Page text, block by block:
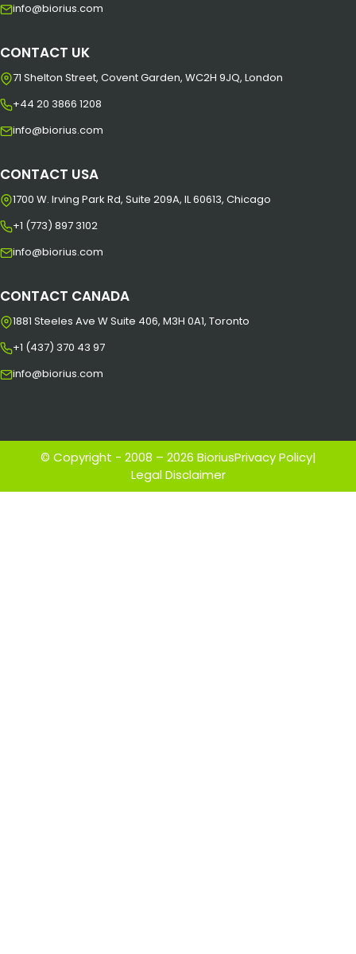
info@biorius.com
CONTACT UK
71 Shelton Street, Covent Garden, WC2H 9JQ, London
+44 20 3866 1208
info@biorius.com
CONTACT USA
1700 W. Irving Park Rd, Suite 209A, IL 60613, Chicago
+1 (773) 897 3102
info@biorius.com
CONTACT CANADA
1881 Steeles Ave W Suite 406, M3H 0A1, Toronto
+1 (437) 370 43 97
info@biorius.com
© Copyright - 2008 – 2026 BioriusPrivacy Policy|
Legal Disclaimer